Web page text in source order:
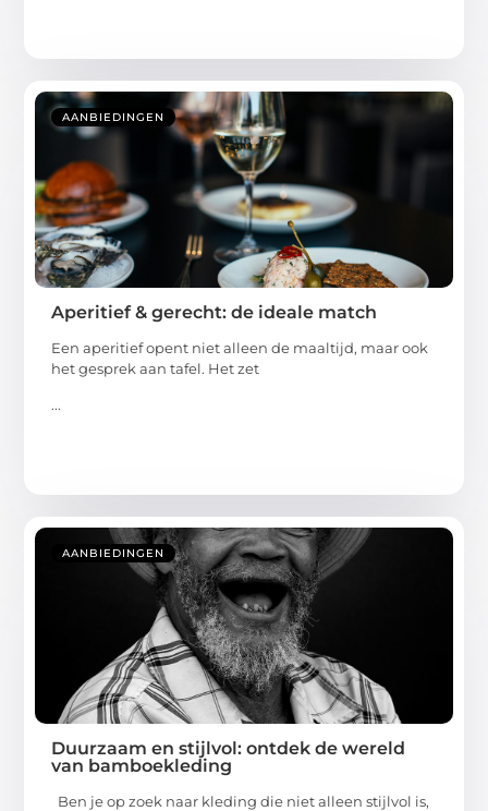
AANBIEDINGEN
Aperitief & gerecht: de ideale match
Een aperitief opent niet alleen de maaltijd, maar ook
het gesprek aan tafel. Het zet
...
AANBIEDINGEN
Duurzaam en stijlvol: ontdek de wereld
van bamboekleding
Ben je op zoek naar kleding die niet alleen stijlvol is,